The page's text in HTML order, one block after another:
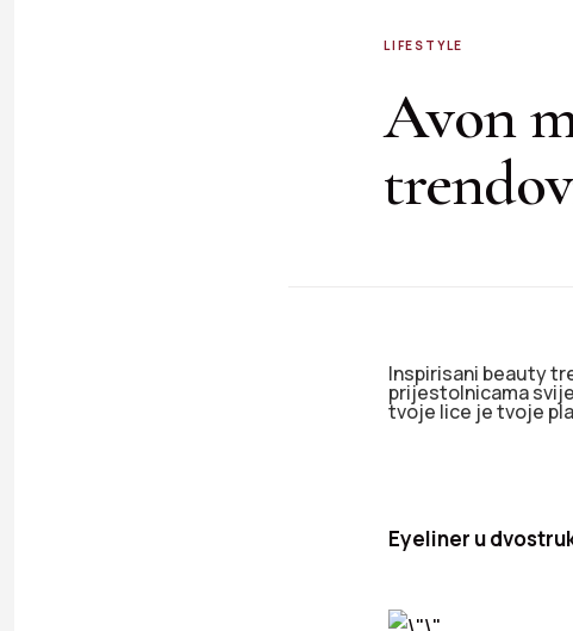
LIFESTYLE
Avon
Inspirisani beauty
prijestolnicama
tvoje lice je tvoje
Eyeliner u